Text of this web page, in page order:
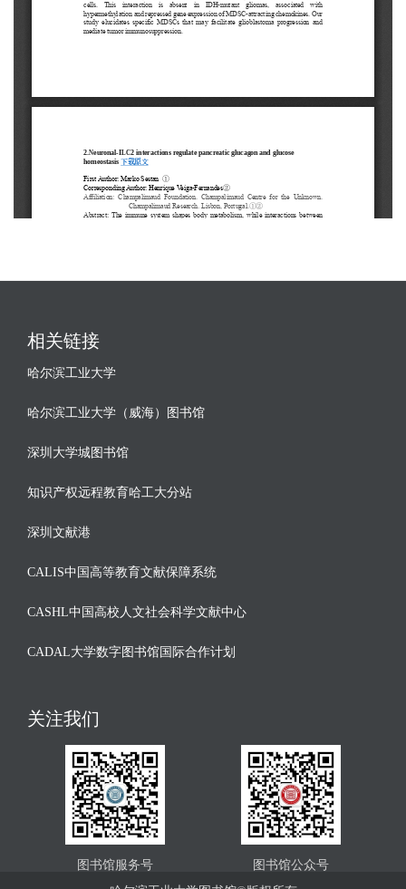
相关链接
哈尔滨工业大学
哈尔滨工业大学（威海）图书馆
深圳大学城图书馆
知识产权远程教育哈工大分站
深圳文献港
CALIS中国高等教育文献保障系统
CASHL中国高校人文社会科学文献中心
CADAL大学数字图书馆国际合作计划
关注我们
图书馆服务号
图书馆公众号